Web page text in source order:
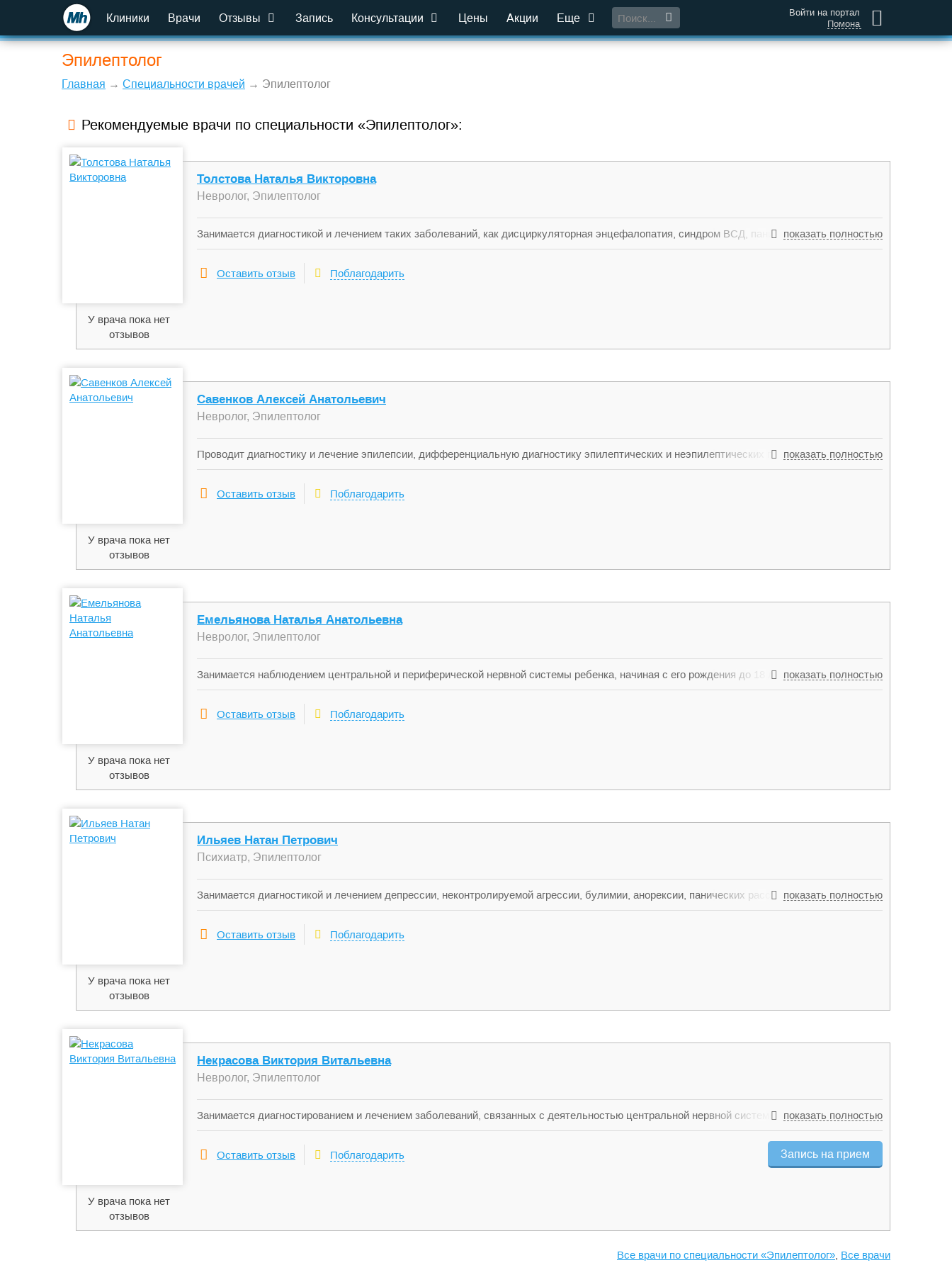
Клиники Врачи Отзывы Запись Консультации Цены Акции Еще
Войти на портал
Помона
Эпилептолог
Главная → Специальности врачей → Эпилептолог
Рекомендуемые врачи по специальности «Эпилептолог»:
У врача пока нет
отзывов
Толстова Наталья Викторовна
Невролог, Эпилептолог
Занимается диагностикой и лечением таких заболеваний, как дисциркуляторная энцефалопатия, синдром ВСД, панические атаки,
мигрень, обмороки, гипертоническая болезнь, ЧМТ, эпилепсия, эписиндром, синдром внутричерепных гипертензий, венозная
энцефалопатия и др. Занимается приемом пациентов и психологическими консультациями при низкой самооценке, потере смысла жизни,
проблемах в общении, психологических травмах, эмоциональных проблемах, жизненных проблемах (развод, смерть близкого),
показать полностью
Оставить отзыв Поблагодарить
У врача пока нет
отзывов
Савенков Алексей Анатольевич
Невролог, Эпилептолог
Проводит диагностику и лечение эпилепсии, дифференциальную диагностику эпилептических и неэпилептических приступов (обмороки,
психогенные приступы), делает ЭЭГ.
показать полностью
Оставить отзыв Поблагодарить
У врача пока нет
отзывов
Емельянова Наталья Анатольевна
Невролог, Эпилептолог
Занимается наблюдением центральной и периферической нервной системы ребенка, начиная с его рождения до 18 лет.показать полностью
Оставить отзыв Поблагодарить
У врача пока нет
отзывов
Ильяев Натан Петрович
Психиатр, Эпилептолог
Занимается диагностикой и лечением депрессии, неконтролируемой агрессии, булимии, анорексии, панических расстройств, страхов,
фобий, шизофрении, маниакально-депрессивного психоза, навязчивых состояний и других психических расстройств.
показать полностью
Оставить отзыв Поблагодарить
У врача пока нет
отзывов
Некрасова Виктория Витальевна
Невролог, Эпилептолог
Занимается диагностированием и лечением заболеваний, связанных с деятельностью центральной нервной системы (спинной мозг,
головной мозг), периферической нервной системы (то есть нервные волокна). Занимается терапией опухолевых образований спинного/
головного мозга, эпилептических приступов, невритов, энцефалопатии, нарушений кровообращения, актуальные для головного мозга.
показать полностью
Оставить отзыв Поблагодарить Запись на прием
Все врачи по специальности «Эпилептолог» Все врачи